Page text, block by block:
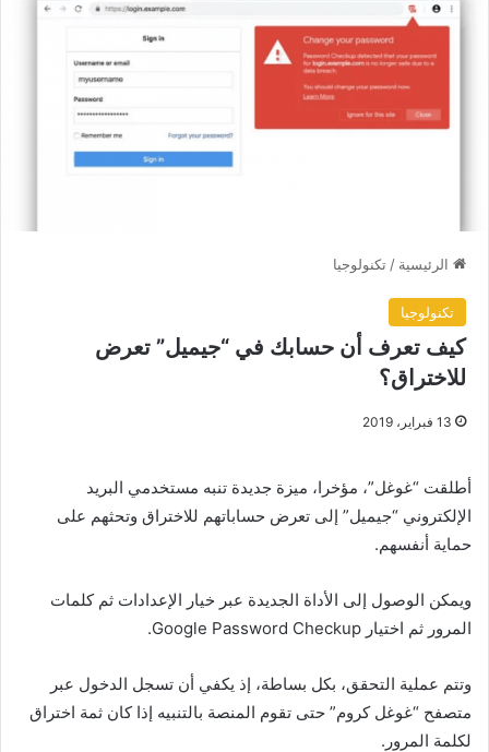
الرئيسية / تكنولوجيا
تكنولوجيا
كيف تعرف أن حسابك في “جيميل” تعرض
للاختراق؟
13 فبراير، 2019
أطلقت “غوغل”، مؤخرا، ميزة جديدة تنبه مستخدمي البريد
الإلكتروني “جيميل” إلى تعرض حساباتهم للاختراق وتحثهم على
حماية أنفسهم.
ويمكن الوصول إلى الأداة الجديدة عبر خيار الإعدادات ثم كلمات
المرور ثم اختيار Google Password Checkup.
وتتم عملية التحقق، بكل بساطة، إذ يكفي أن تسجل الدخول عبر
متصفح “غوغل كروم” حتى تقوم المنصة بالتنبيه إذا كان ثمة اختراق
لكلمة المرور.